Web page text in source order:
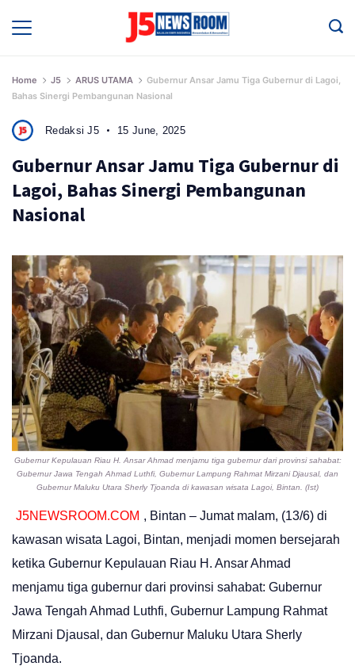
Home J5 ARUS UTAMA
Gubernur Ansar Jamu Tiga Gubernur di Lagoi,
Bahas Sinergi Pembangunan Nasional
Redaksi J5 15 June, 2025
Gubernur Ansar Jamu Tiga Gubernur di
Lagoi, Bahas Sinergi Pembangunan
Nasional
Gubernur Kepulauan Riau H. Ansar Ahmad menjamu tiga gubernur dari provinsi sahabat:
Gubernur Jawa Tengah Ahmad Luthfi, Gubernur Lampung Rahmat Mirzani Djausal, dan
Gubernur Maluku Utara Sherly Tjoanda di kawasan wisata Lagoi, Bintan. (Ist)
J5NEWSROOM.COM , Bintan – Jumat malam, (13/6) di
kawasan wisata Lagoi, Bintan, menjadi momen bersejarah
ketika Gubernur Kepulauan Riau H. Ansar Ahmad
menjamu tiga gubernur dari provinsi sahabat: Gubernur
Jawa Tengah Ahmad Luthfi, Gubernur Lampung Rahmat
Mirzani Djausal, dan Gubernur Maluku Utara Sherly
Tjoanda.